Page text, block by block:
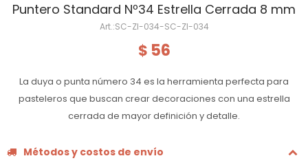
Puntero Standard Nº34 Estrella Cerrada 8 mm
SC-ZI-034-SC-ZI-034
$ 56
La duya o punta número 34 es la herramienta perfecta para
pasteleros que buscan crear decoraciones con una estrella
cerrada de mayor definición y detalle.
Métodos y costos de envío